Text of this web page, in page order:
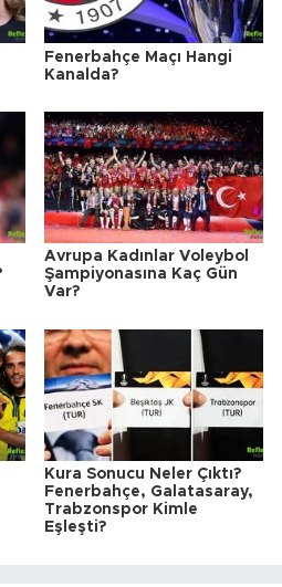
Fenerbahçe Maçı Hangi
Kanalda?
Avrupa Kadınlar Voleybol
Şampiyonasına Kaç Gün
Var?
Kura Sonucu Neler Çıktı?
Fenerbahçe, Galatasaray,
Trabzonspor Kimle
Eşleşti?